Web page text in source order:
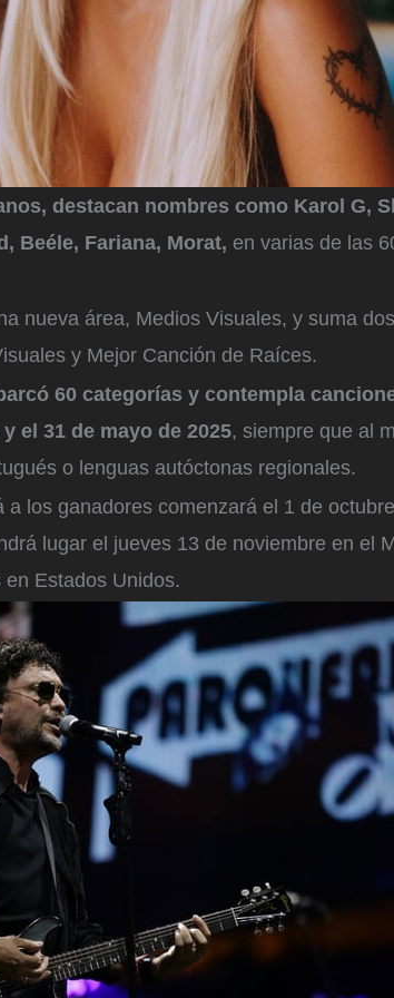
destacan nombres como Karol G,
Beéle, Fariana, Morat, en varias de las
nueva área, Medios Visuales, y suma
y Mejor Canción de Raíces.
60 categorías y contempla
el 31 de mayo de 2025, siempre que al
o lenguas autóctonas regionales.
a los ganadores comenzará el 1 de
lugar el jueves 13 de noviembre en el
Estados Unidos.